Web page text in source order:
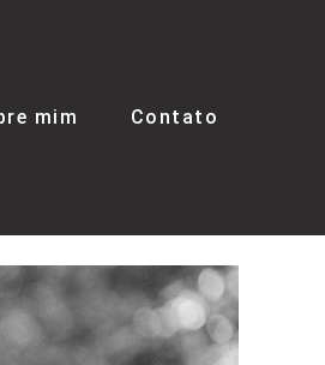
mim Contato